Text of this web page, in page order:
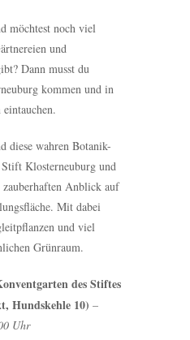
möchtest noch viel
und
Dann musst du
kommen und in
diese wahren Botanik-
Klosterneuburg und
Anblick auf
Mit dabei
und viel
Grünraum.
des Stiftes
Hundskehle 10) –
Uhr